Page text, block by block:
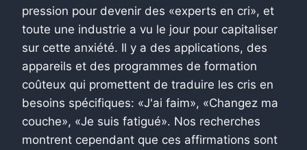
pression pour devenir des «experts en cri», et
toute une industrie a vu le jour pour capitaliser
sur cette anxiété. Il y a des applications, des
appareils et des programmes de formation
coûteux qui promettent de traduire les cris en
besoins spécifiques: «J'ai faim», «Changez ma
couche», «Je suis fatigué». Nos recherches
montrent cependant que ces affirmations sont